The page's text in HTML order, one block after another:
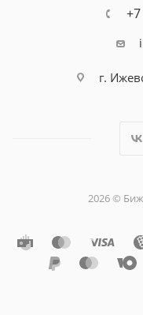
г.
2026 ©